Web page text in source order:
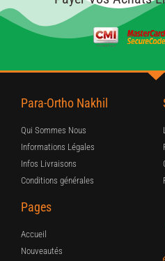
Para-Ortho Nakhil
Qui Sommes Nous
Informations Légales
Infos Livraisons
Conditions générales
Pages
Accueil
Nouveautés